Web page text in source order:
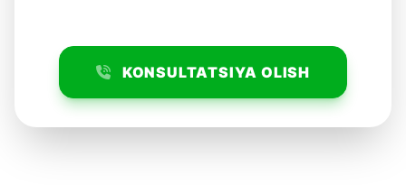
KONSULTATSIYA OLISH